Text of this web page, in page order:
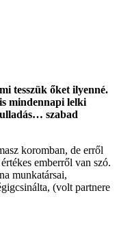
tesszük őket ilyenné.
mindennapi lelki
szabad
koromban, de erről
emberről van szó.
munkatársai,
(volt partnere